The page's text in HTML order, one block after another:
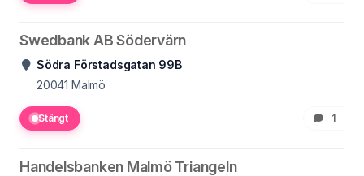
Swedbank AB Södervärn
Södra Förstadsgatan 99B
20041 Malmö
Stängt 1
Handelsbanken Malmö Triangeln